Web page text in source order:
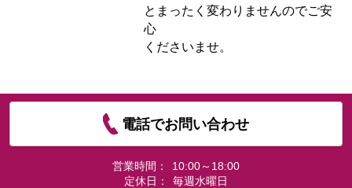
とまったく変わりませんのでご安
心
くださいませ。
電話でお問い合わせ
営業時間：
10:00～18:00
定休日：
毎週水曜日